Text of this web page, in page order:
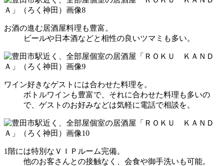
お酒の進む居酒屋料理も豊富。
ビールや日本酒などと相性の良いツマミも多い。
ワイン好きなゲストには合わせた料理を。
ボトルワインも豊富で、それに合わせた料理も多いの
で、ゲストのお好みなどは気軽に電話で相談を。
1階には特別なＶＩＰルーム完備。
他のお客さんとの接触なく、会食や御手洗いも可能。